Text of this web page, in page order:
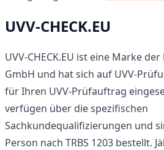
UVV-CHECK.EU
UVV-CHECK.EU ist eine Marke
GmbH und hat sich auf UVV-
für Ihren UVV-Prüfauftrag
verfügen über die spezifischen
Sachkundequalifizierungen und
Person nach TRBS 1203 bestellt.